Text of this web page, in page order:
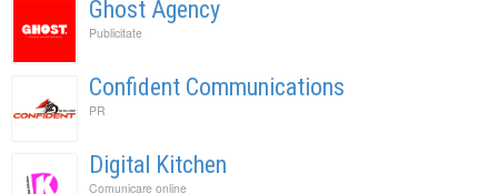
Ghost Agency
Publicitate
Confident Communications
PR
Digital Kitchen
Comunicare online